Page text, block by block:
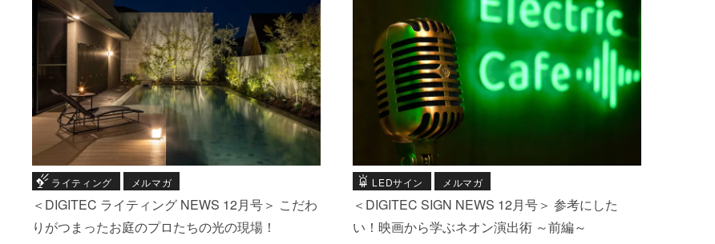
ライティング メルマガ
＜DIGITEC ライティング NEWS 12月号＞ こだわ
りがつまったお庭のプロたちの光の現場！
LEDサイン メルマガ
＜DIGITEC SIGN NEWS 12月号＞ 参考にした
い！映画から学ぶネオン演出術 ～前編～